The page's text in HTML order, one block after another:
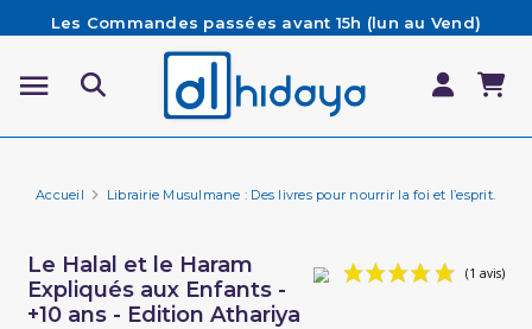
Les Commandes passées avant 15h (lun au Vend)
sont préparées et expédiées le jour même
Besoin d'aide ? Retrouvez notre FAQ
Livraison offerte à partir de 65€ d'achat*
Accueil Librairie Musulmane : Des livres pour nourrir la foi et l’esprit.
Le Halal et le Haram
Expliqués aux Enfants -
+10 ans - Edition Athariya